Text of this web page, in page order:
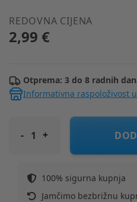
REDOVNA CIJENA
2,99 €
Otprema: 3 do 8 radnih
Informativna raspoloživost
NEBULOUS STARS kemijska
100% sigurna kupnja
Jamčimo bezbrižnu